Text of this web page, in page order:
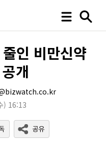
인 비만신약
개
) 16:13